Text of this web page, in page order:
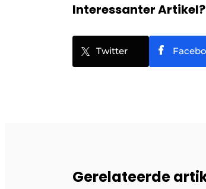
Interessanter
Twitter
Gerelateerde